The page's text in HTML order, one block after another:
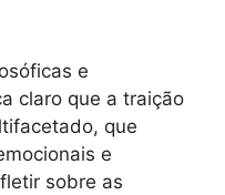
e
claro que a traição
que
e
sobre as